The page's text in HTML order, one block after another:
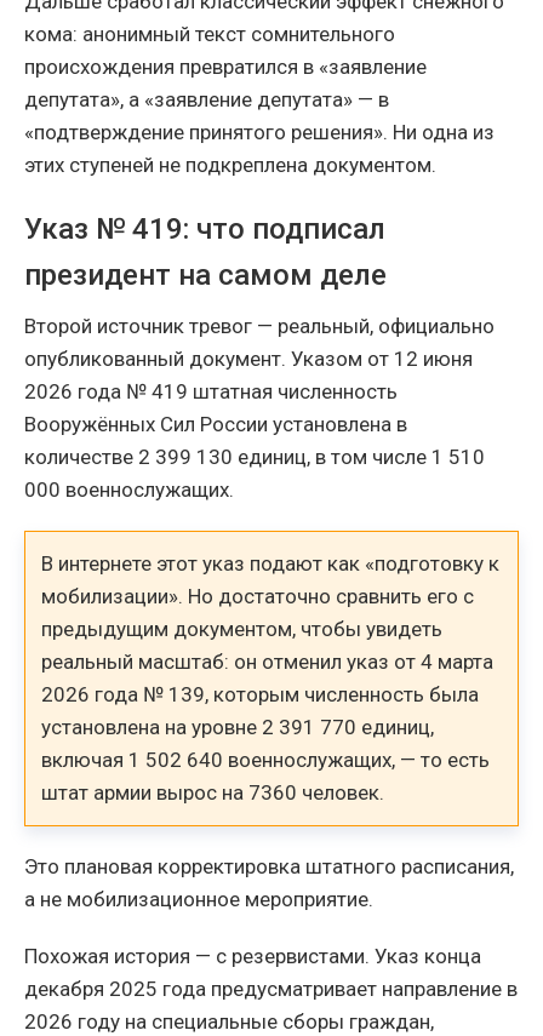
кома: анонимный текст сомнительного
происхождения превратился в «заявление
депутата», а «заявление депутата» — в
«подтверждение принятого решения». Ни одна из
этих ступеней не подкреплена документом.
Указ № 419: что подписал
президент на самом деле
Второй источник тревог — реальный, официально
опубликованный документ. Указом от 12 июня
2026 года № 419 штатная численность
Вооружённых Сил России установлена в
количестве 2 399 130 единиц, в том числе 1 510
000 военнослужащих.
В интернете этот указ подают как «подготовку к
мобилизации». Но достаточно сравнить его с
предыдущим документом, чтобы увидеть
реальный масштаб: он отменил указ от 4 марта
2026 года № 139, которым численность была
установлена на уровне 2 391 770 единиц,
включая 1 502 640 военнослужащих, — то есть
штат армии вырос на 7360 человек.
Это плановая корректировка штатного расписания,
а не мобилизационное мероприятие.
Похожая история — с резервистами. Указ конца
декабря 2025 года предусматривает направление в
2026 году на специальные сборы граждан,